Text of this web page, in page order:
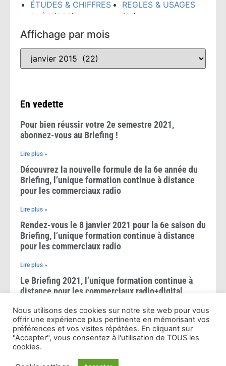
ÉTUDES & CHIFFRES
CLÉS (300)
ÉVÉNEMENTS
(159)
FORMATION(148)
GRANDS PRIX PUB
RADIO
REGLES & USAGES
(21)
Affichage par mois
En vedette
Pour bien réussir votre 2e semestre 2021,
abonnez-vous au Briefing !
Lire plus »
Découvrez la nouvelle formule de la 6e année du
Briefing, l’unique formation continue à distance
pour les commerciaux radio
Lire plus »
Rendez-vous le 8 janvier 2021 pour la 6e saison du
Briefing, l’unique formation continue à distance
pour les commerciaux radio
Lire plus »
Le Briefing 2021, l’unique formation continue à
distance pour les commerciaux radio+digital
Lire plus »
Le Briefing 2020, l’unique formation à distance
pour les commerciaux radio+digital
Nous utilisons des cookies sur notre site web pour vous
offrir une expérience plus pertinente en mémorisant vos
préférences et vos visites répétées. En cliquant sur
"Accepter", vous consentez à l'utilisation de TOUS les
cookies.